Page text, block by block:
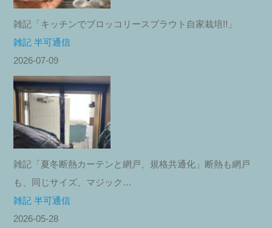
雑記「キッチンでブロッコリースプラウト自家栽培!!」
雑記 半可通信
2026-07-09
雑記「夏冬断熱カーテンと網戸、規格共通化」断熱も網戸
も、同じサイズ、マジック…
雑記 半可通信
2026-05-28